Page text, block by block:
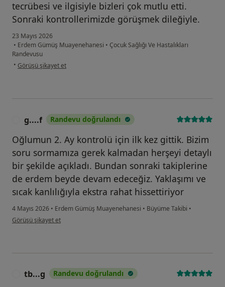
tecrübesi ve ilgisiyle bizleri çok mutlu etti.
Sonraki kontrollerimizde görüşmek dileğiyle.
23 Mayıs 2026
• Erdem Gümüş Muayenehanesi • Çocuk Sağlığı Ve Hastalıkları
Randevusu
• kullanıcının görüşüne göre ah....
Görüşü şikayet et
g....f Randevu doğrulandı
Oğlumun 2. Ay kontrolü için ilk kez gittik. Bizim
soru sormamıza gerek kalmadan herşeyi detaylı
bir şekilde açıkladı. Bundan sonraki takiplerine
de erdem beyde devam edeceğiz. Yaklaşımı ve
sıcak kanlılığıyla ekstra rahat hissettiriyor
4 Mayıs 2026 • Erdem Gümüş Muayenehanesi • Büyüme Takibi •
kullanıcının görüşüne göre g....f
Görüşü şikayet et
tb...g Randevu doğrulandı